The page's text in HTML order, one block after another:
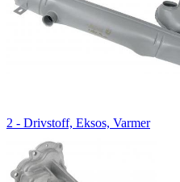
2 - Drivstoff, Eksos, Varmer